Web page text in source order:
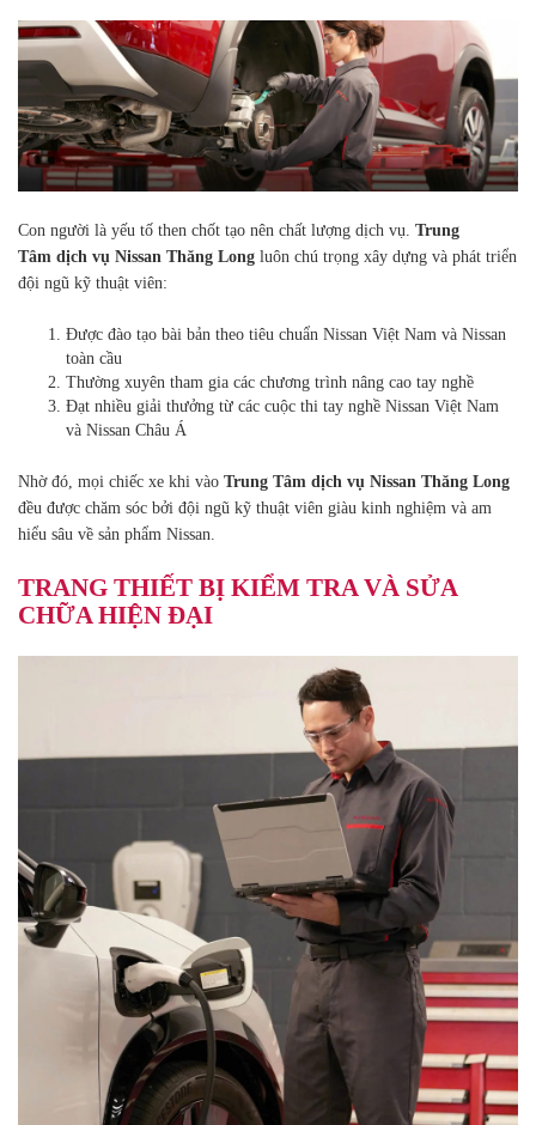
Con người là yếu tố then chốt tạo nên chất lượng dịch vụ. Trung
Tâm dịch vụ Nissan Thăng Long luôn chú trọng xây dựng và phát triển
đội ngũ kỹ thuật viên:
Được đào tạo bài bản theo tiêu chuẩn Nissan Việt Nam và Nissan
toàn cầu
Thường xuyên tham gia các chương trình nâng cao tay nghề
Đạt nhiều giải thưởng từ các cuộc thi tay nghề Nissan Việt Nam
và Nissan Châu Á
Nhờ đó, mọi chiếc xe khi vào Trung Tâm dịch vụ Nissan Thăng Long
đều được chăm sóc bởi đội ngũ kỹ thuật viên giàu kinh nghiệm và am
hiểu sâu về sản phẩm Nissan.
TRANG THIẾT BỊ KIỂM TRA VÀ SỬA
CHỮA HIỆN ĐẠI